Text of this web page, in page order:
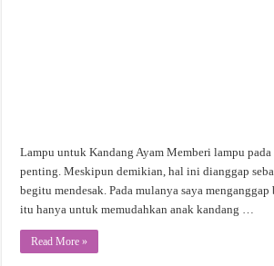
Lampu untuk Kandang Ayam Memberi lampu
penting. Meskipun demikian, hal ini dianggap
begitu mendesak. Pada mulanya saya
itu hanya untuk memudahkan anak kandang …
Read More »